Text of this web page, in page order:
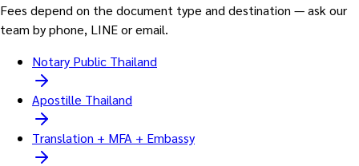
Fees depend on the document type and destination — ask our
team by phone, LINE or email.
Notary Public Thailand
Apostille Thailand
Translation + MFA + Embassy